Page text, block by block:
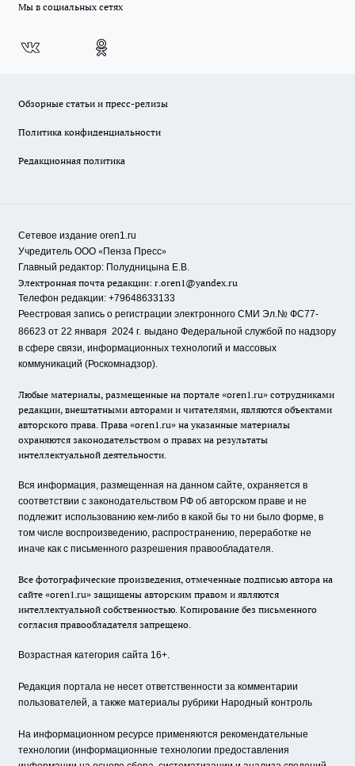
Мы в социальных сетях
Обзорные статьи и пресс-релизы
Политика конфиденциальности
Редакционная политика
Сетевое издание oren1.ru
Учредитель ООО «Пенза Пресс»
Главный редактор: Полудницына Е.В.
Электронная почта редакции: r.oren1@yandex.ru
Телефон редакции: +79648633133
Реестровая запись о регистрации электронного СМИ Эл.№ ФС77-
86623 от 22 января 2024 г. выдано Федеральной службой по надзору
в сфере связи, информационных технологий и массовых
коммуникаций (Роскомнадзор).
Любые материалы, размещенные на портале «oren1.ru» сотрудниками
редакции, внештатными авторами и читателями, являются объектами
авторского права. Права «oren1.ru» на указанные материалы
охраняются законодательством о правах на результаты
интеллектуальной деятельности.
Вся информация, размещенная на данном сайте, охраняется в
соответствии с законодательством РФ об авторском праве и не
подлежит использованию кем-либо в какой бы то ни было форме, в
том числе воспроизведению, распространению, переработке не
иначе как с письменного разрешения правообладателя.
Все фотографические произведения, отмеченные подписью автора на
сайте «oren1.ru» защищены авторским правом и являются
интеллектуальной собственностью. Копирование без письменного
согласия правообладателя запрещено.
Возрастная категория сайта 16+.
Редакция портала не несет ответственности за комментарии
пользователей, а также материалы рубрики Народный контроль
На информационном ресурсе применяются рекомендательные
технологии (информационные технологии предоставления